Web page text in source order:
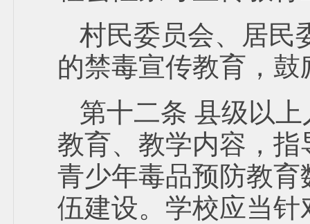
村民委员会、居民
的禁毒宣传教育，
第十二条 县级以
教育、教学内容，
青少年毒品预防教
伍建设。学校应当